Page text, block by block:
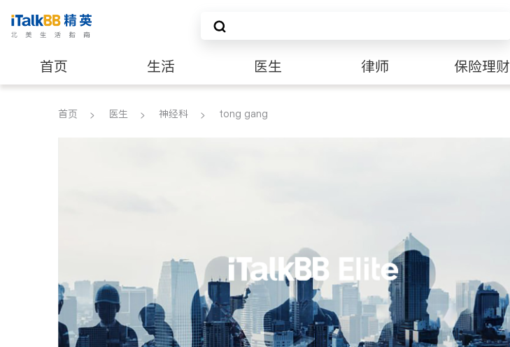
首页 生活 医生 律师 保险理财
养老 非盈利组织
首页 医生 神经科 tong gang